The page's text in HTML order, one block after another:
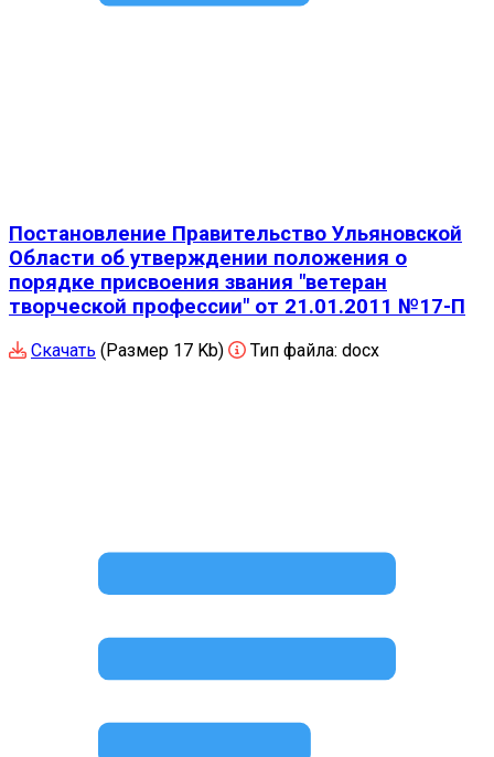
Постановление Правительство Ульяновской
Области об утверждении положения о
порядке присвоения звания "ветеран
творческой профессии" от 21.01.2011 №17-П
Скачать (Размер 17 Kb) Тип файла: docx